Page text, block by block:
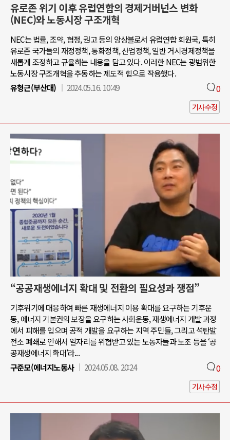
유로존 위기 이후 유럽연합의 경제거버넌스 변화
(NEC)와 노동시장 구조개혁
NEC는 법률, 조약, 협정, 권고 등의 앙상블로서 유럽연합 회원국, 특히
유로존 국가들의 재정정책, 통화정책, 산업정책, 일반 거시경제정책을
새롭게 조정하고 규율하는 내용을 담고 있다. 이러한 NEC는 광범위한
노동시장 구조개혁을 추동하는 제도적 힘으로 작용했다.
유형근(부산대)
2024.05.16. 10:49 0
기사수정
“공공재생에너지 확대 및 전환의 필요성과 쟁점”
기후위기에 대응하여 빠른 재생에너지 이용 확대를 요구하는 기후운
동, 에너지 기본권의 보장을 요구하는 사회운동, 재생에너지 개발 과정
에서 피해를 입으며 공적 개발을 요구하는 지역 주민들, 그리고 석탄발
전소 폐쇄로 인해서 일자리를 위협받고 있는 노동자들과 노조 등을 ‘공
공재생에너지 확대’라...
구준모(에너지노동사
2024.05.08. 20:24 0
기사수정